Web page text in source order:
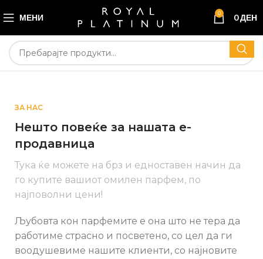
МЕНИ 0 0ДЕН
ЗА НАС
Нешто повеќе за нашата е-
продавница
Тука ќе можете на брз и едноставен начин да
го купите вашиот омилен парфем, по
најповолни цени!
Љубовта кон парфемите е она што не тера да
работиме страсно и посветено, со цел да ги
воодушевиме нашите клиенти, со најновите